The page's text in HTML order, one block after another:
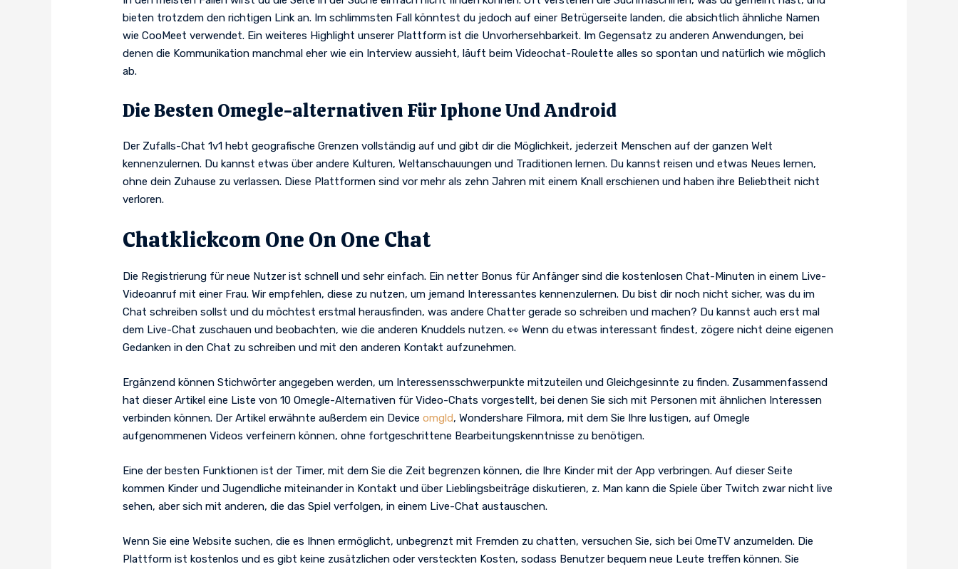
bieten trotzdem den richtigen Link an. Im schlimmsten Fall könntest du jedoch auf einer Betrügerseite landen, die absichtlich ähnliche Namen
wie CooMeet verwendet. Ein weiteres Highlight unserer Plattform ist die Unvorhersehbarkeit. Im Gegensatz zu anderen Anwendungen, bei
denen die Kommunikation manchmal eher wie ein Interview aussieht, läuft beim Videochat-Roulette alles so spontan und natürlich wie möglich
ab.
Die Besten Omegle-alternativen Für Iphone Und Android
Der Zufalls-Chat 1v1 hebt geografische Grenzen vollständig auf und gibt dir die Möglichkeit, jederzeit Menschen auf der ganzen Welt
kennenzulernen. Du kannst etwas über andere Kulturen, Weltanschauungen und Traditionen lernen. Du kannst reisen und etwas Neues lernen,
ohne dein Zuhause zu verlassen. Diese Plattformen sind vor mehr als zehn Jahren mit einem Knall erschienen und haben ihre Beliebtheit nicht
verloren.
Chatklickcom One On One Chat
Die Registrierung für neue Nutzer ist schnell und sehr einfach. Ein netter Bonus für Anfänger sind die kostenlosen Chat-Minuten in einem Live-
Videoanruf mit einer Frau. Wir empfehlen, diese zu nutzen, um jemand Interessantes kennenzulernen. Du bist dir noch nicht sicher, was du im
Chat schreiben sollst und du möchtest erstmal herausfinden, was andere Chatter gerade so schreiben und machen? Du kannst auch erst mal
dem Live-Chat zuschauen und beobachten, wie die anderen Knuddels nutzen. 👀 Wenn du etwas interessant findest, zögere nicht deine eigenen
Gedanken in den Chat zu schreiben und mit den anderen Kontakt aufzunehmen.
Ergänzend können Stichwörter angegeben werden, um Interessensschwerpunkte mitzuteilen und Gleichgesinnte zu finden. Zusammenfassend
hat dieser Artikel eine Liste von 10 Omegle-Alternativen für Video-Chats vorgestellt, bei denen Sie sich mit Personen mit ähnlichen Interessen
verbinden können. Der Artikel erwähnte außerdem ein Deviceomgld, Wondershare Filmora, mit dem Sie Ihre lustigen, auf Omegle
aufgenommenen Videos verfeinern können, ohne fortgeschrittene Bearbeitungskenntnisse zu benötigen.
Eine der besten Funktionen ist der Timer, mit dem Sie die Zeit begrenzen können, die Ihre Kinder mit der App verbringen. Auf dieser Seite
kommen Kinder und Jugendliche miteinander in Kontakt und über Lieblingsbeiträge diskutieren, z. Man kann die Spiele über Twitch zwar nicht live
sehen, aber sich mit anderen, die das Spiel verfolgen, in einem Live-Chat austauschen.
Wenn Sie eine Website suchen, die es Ihnen ermöglicht, unbegrenzt mit Fremden zu chatten, versuchen Sie, sich bei OmeTV anzumelden. Die
Plattform ist kostenlos und es gibt keine zusätzlichen oder versteckten Kosten, sodass Benutzer bequem neue Leute treffen können. Sie